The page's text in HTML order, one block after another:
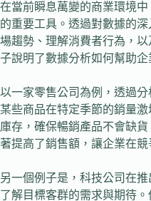
在當前瞬息萬變的商業環境
的重要工具。透過對數據的
場趨勢、理解消費者行為，
子說明了數據分析如何幫助
以一家零售公司為例，透過
某些商品在特定季節的銷量
庫存，確保暢銷產品不會缺
著提高了銷售額，讓企業在競
另一個例子是，科技公司在
了解目標客群的需求與期待